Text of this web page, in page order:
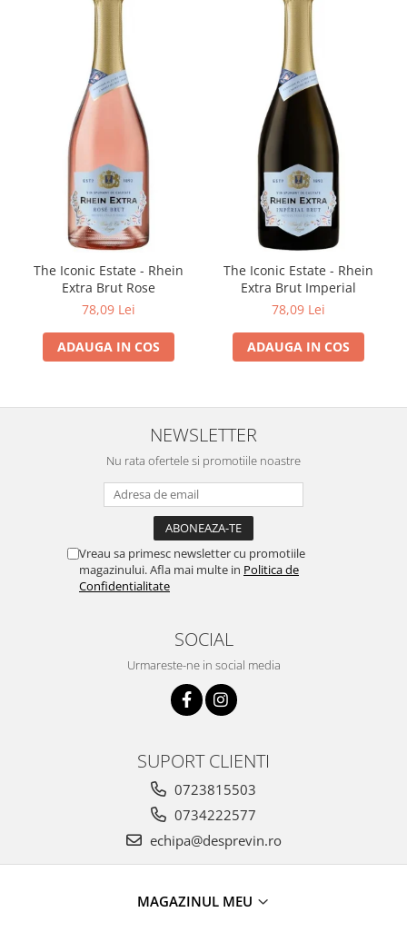
The Iconic Estate - Rhein
Extra Brut Rose
78,09 Lei
ADAUGA IN COS
The Iconic Estate - Rhein
Extra Brut Imperial
78,09 Lei
ADAUGA IN COS
NEWSLETTER
Nu rata ofertele si promotiile noastre
Vreau sa primesc newsletter cu promotiile
magazinului. Afla mai multe in Politica de
Confidentialitate
SOCIAL
Urmareste-ne in social media
SUPORT CLIENTI
0723815503
0734222577
echipa@desprevin.ro
MAGAZINUL MEU